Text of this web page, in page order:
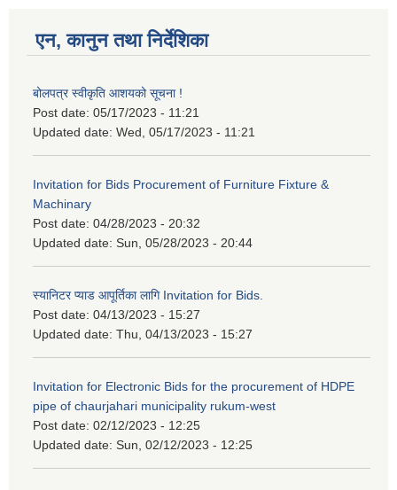
एन, कानुन तथा निर्देशिका
बोलपत्र स्वीकृति आशयको सूचना !
Post date: 05/17/2023 - 11:21
Updated date: Wed, 05/17/2023 - 11:21
Invitation for Bids Procurement of Furniture Fixture &
Machinary
Post date: 04/28/2023 - 20:32
Updated date: Sun, 05/28/2023 - 20:44
स्यानिटर प्याड आपूर्तिका लागि Invitation for Bids.
Post date: 04/13/2023 - 15:27
Updated date: Thu, 04/13/2023 - 15:27
Invitation for Electronic Bids for the procurement of HDPE
pipe of chaurjahari municipality rukum-west
Post date: 02/12/2023 - 12:25
Updated date: Sun, 02/12/2023 - 12:25